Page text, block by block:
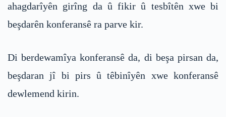
ahagdarîyên girîng da û fikir û tesbîtên xwe bi
beşdarên konferansê ra parve kir.
Di berdewamîya konferansê da, di beşa pirsan da,
beşdaran jî bi pirs û têbinîyên xwe konferansê
dewlemend kirin.